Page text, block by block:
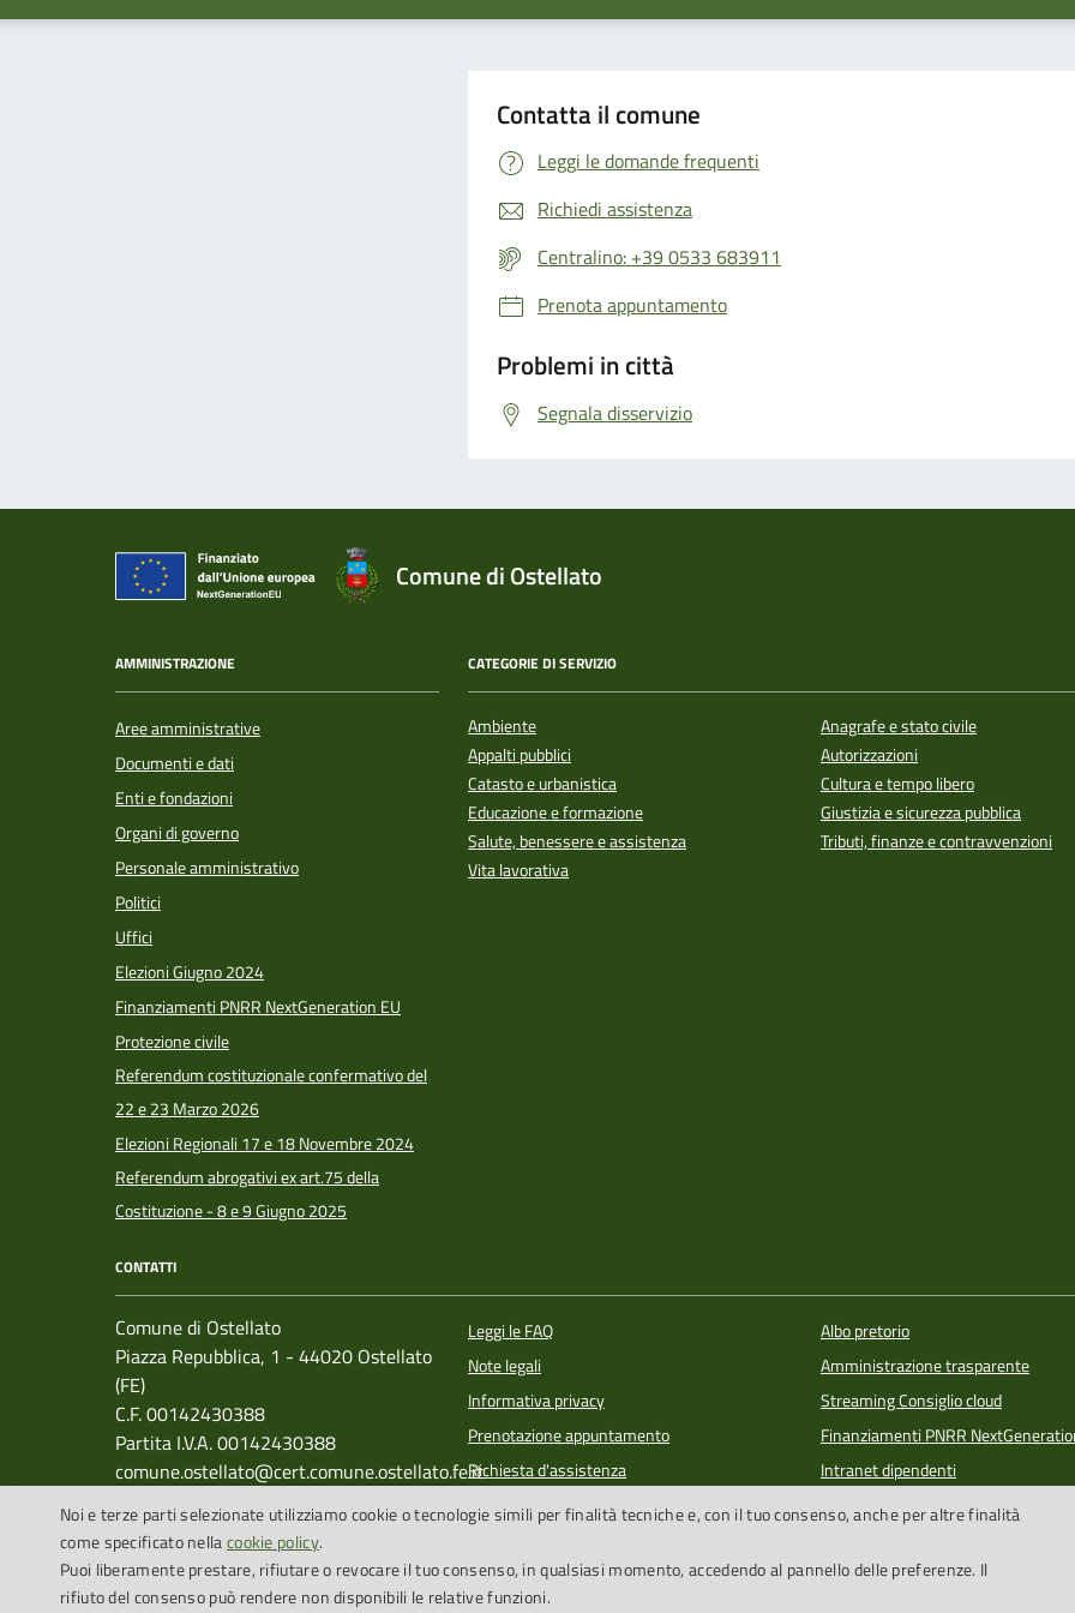
Contatta il comune
Leggi le domande frequenti
Richiedi assistenza
Centralino: +39 0533 683911
Prenota appuntamento
Problemi in città
Segnala disservizio
Comune di Ostellato
AMMINISTRAZIONE
Aree amministrative
Documenti e dati
Enti e fondazioni
Organi di governo
Personale amministrativo
Politici
Uffici
Elezioni Giugno 2024
Finanziamenti PNRR NextGeneration EU
Protezione civile
Referendum costituzionale confermativo del
22 e 23 Marzo 2026
Elezioni Regionali 17 e 18 Novembre 2024
Referendum abrogativi ex art.75 della
Costituzione - 8 e 9 Giugno 2025
CATEGORIE DI SERVIZIO
Ambiente
Anagrafe e stato civile
Appalti pubblici
Autorizzazioni
Catasto e urbanistica
Cultura e tempo libero
Educazione e formazione
Giustizia e sicurezza pubblica
Salute, benessere e assistenza
Tributi, finanze e contravvenzioni
Vita lavorativa
CONTATTI
Comune di Ostellato
Piazza Repubblica, 1 - 44020 Ostellato
(FE)
C.F. 00142430388
Partita I.V.A. 00142430388
comune.ostellato@cert.comune.ostellato.fe.it
Leggi le FAQ
Note legali
Informativa privacy
Prenotazione appuntamento
Richiesta d'assistenza
Segnalazione disservizio
Albo pretorio
Amministrazione trasparente
Streaming Consiglio cloud
Finanziamenti PNRR
Intranet dipendenti
Newsletter
Noi e terze parti selezionate utilizziamo cookie o tecnologie simili per finalità tecniche e, con il tuo consenso, anche per altre finalità
come specificato nellacookie policy.
Puoi liberamente prestare, rifiutare o revocare il tuo consenso, in qualsiasi momento, accedendo al pannello delle preferenze. Il
rifiuto del consenso può rendere non disponibili le relative funzioni.